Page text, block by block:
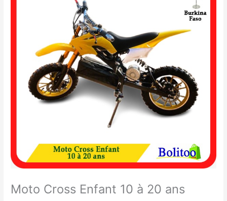
Moto Cross Enfant 10 à 20 ans